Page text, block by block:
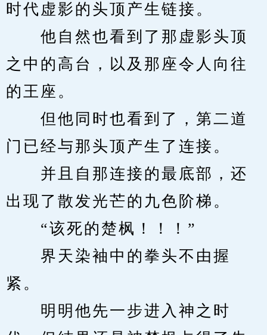
时代虚影的头顶产生链接。
他自然也看到了那虚影头顶
之中的高台，以及那座令人向往
的王座。
但他同时也看到了，第二道
门已经与那头顶产生了连接。
并且自那连接的最底部，还
出现了散发光芒的九色阶梯。
“该死的楚枫！！！”
界天染袖中的拳头不由握
紧。
明明他先一步进入神之时